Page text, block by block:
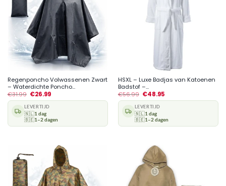
Regenponcho Volwassenen Zwart
– Waterdichte Poncho...
€31.99 €26.99
LEVERTIJD
🇳🇱1 dag
🇧🇪1–2 dagen
HSXL – Luxe Badjas van Katoenen
Badstof –...
€56.99 €48.95
LEVERTIJD
🇳🇱1 dag
🇧🇪1–2 dagen